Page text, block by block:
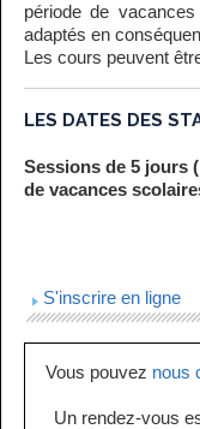
période de
adaptés en
Les cours peuvent
LES DATES DES
Sessions de 5 jours
de vacances
S'inscrire en ligne
Vous pouvez nous
Un rendez-vous